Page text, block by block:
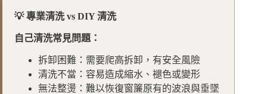
💡 專業清洗 vs DIY 清洗
自己清洗常見問題：
拆卸困難：需要爬高拆卸，有安全風險
清洗不當：容易造成縮水、褪色或變形
無法整燙：難以恢復窗簾原有的波浪與垂墜